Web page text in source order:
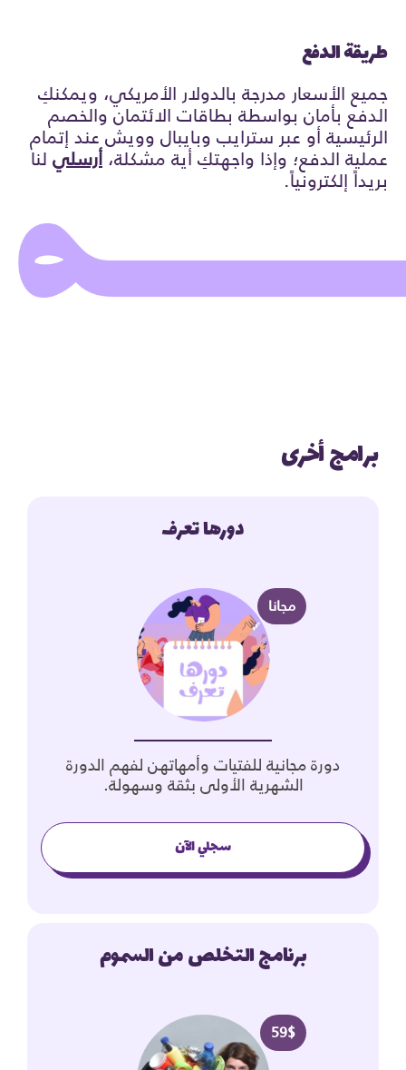
طريقة الدفع
جميع الأسعار مدرجة بالدولار الأمريكي، ويمكنكِ
الدفع بأمان بواسطة بطاقات الائتمان والخصم
الرئيسية أو عبر سترايب وبايبال وويش عند إتمام
عملية الدفع؛ وإذا واجهتكِ أية مشكلة، أرسلي لنا
بريداً إلكترونياً.
برامج أخرى
دورها تعرف
مجانا
دورة مجانية للفتيات وأمهاتهن لفهم الدورة
الشهرية الأولى بثقة وسهولة.
سجلي الآن
برنامج التخلص من السموم
59$